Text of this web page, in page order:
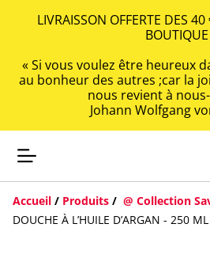
LIVRAISSON OFFERTE DES
BOUTIQUE
« Si vous voulez être heureux
au bonheur des autres ;car la
nous revient à
Johann Wolfgang
Accueil / Produits / @ Collection
DOUCHE À L’HUILE D’ARGAN - 250 ML